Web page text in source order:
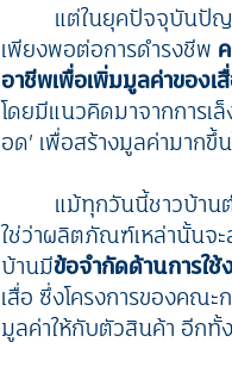
แต่ในยุคปัจจุบันปัญ
เพียงพอต่อการดำรงชีพ
อาชีพเพื่อเพิ่มมูลค่าของ
โดยมีแนวคิดมาจากการเ
อด’ เพื่อสร้างมูลค่ามากขึ้
แม้ทุกวันนี้ชาวบ้าน
ใช่ว่าผลิตภัณฑ์เหล่านั้นจ
บ้านมีข้อจำกัดด้านการใ
เสื่อ ซึ่งโครงการของคณะ
มูลค่าให้กับตัวสินค้า อีกทั้